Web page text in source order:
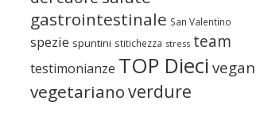
gastrointestinale San Valentino
spezie spuntini stitichezza stress team
testimonianze TOP Dieci vegan
vegetarianoverdure